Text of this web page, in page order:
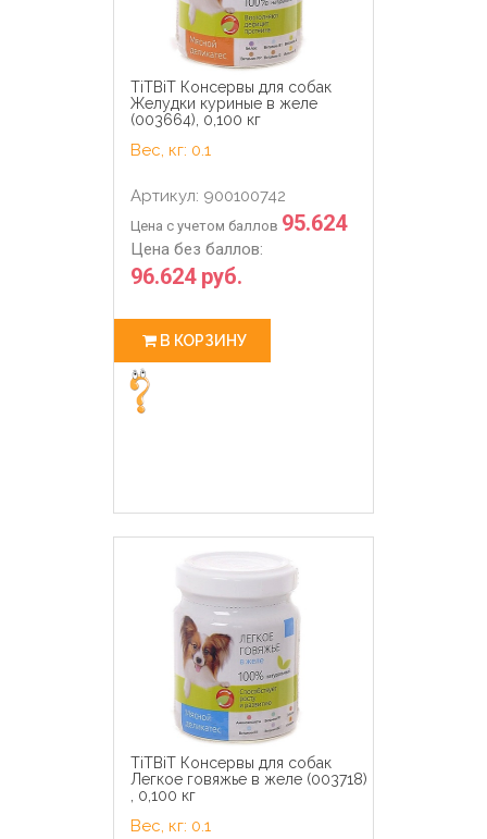
TiTBiT Консервы для собак
Желудки куриные в желе
(003664), 0,100 кг
Вес, кг: 0.1
Артикул: 900100742
Цена с учетом баллов 95.624
Цена без баллов:
96.624 руб.
В КОРЗИНУ
TiTBiT Консервы для собак
Легкое говяжье в желе (003718)
, 0,100 кг
Вес, кг: 0.1